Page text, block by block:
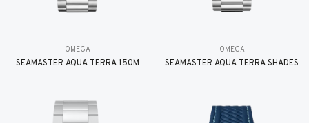
OMEGA
SEAMASTER AQUA TERRA 150M
OMEGA
SEAMASTER AQUA TERRA SHADES